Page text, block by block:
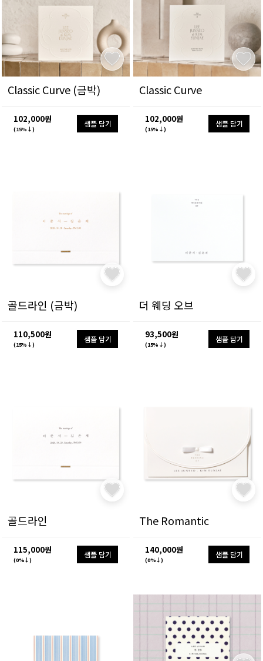
Classic Curve (금박)
102,000원
(15%↓)
샘플 담기
Classic Curve
102,000원
(15%↓)
샘플 담기
골드라인 (금박)
110,500원
(15%↓)
샘플 담기
더 웨딩 오브
93,500원
(15%↓)
샘플 담기
골드라인
115,000원
(0%↓)
샘플 담기
The Romantic
140,000원
(0%↓)
샘플 담기